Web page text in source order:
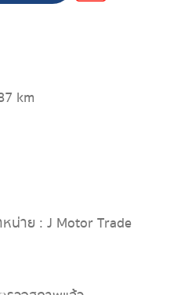
km
น่าย : J Motor Trade